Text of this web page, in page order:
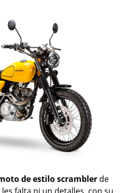
de estilo scrambler de
les falta ni un detalles, con su